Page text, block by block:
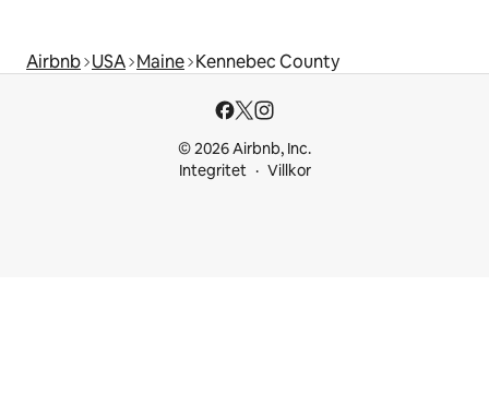
Airbnb USA Maine Kennebec County
© 2026 Airbnb, Inc.
Integritet
Villkor